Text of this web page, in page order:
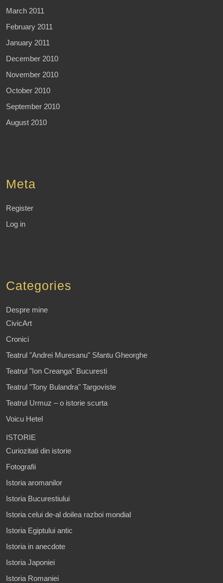
March 2011
February 2011
January 2011
December 2010
November 2010
October 2010
September 2010
August 2010
Meta
Register
Log in
Categories
Despre mine
CivicArt
Cronici
Teatrul "Andrei Muresanu" Sfantu Gheorghe
Teatrul "Ion Creanga" Bucuresti
Teatrul "Tony Bulandra" Targoviste
Teatrul Urmuz – o istorie scurta
Voicu Hetel
ISTORIE
Curiozitati din istorie
Fotografii
Istoria aromanilor
Istoria Bucurestiului
Istoria celui de-al doilea razboi mondial
Istoria Egiptului antic
Istoria in anecdote
Istoria Japoniei
Istoria Romaniei